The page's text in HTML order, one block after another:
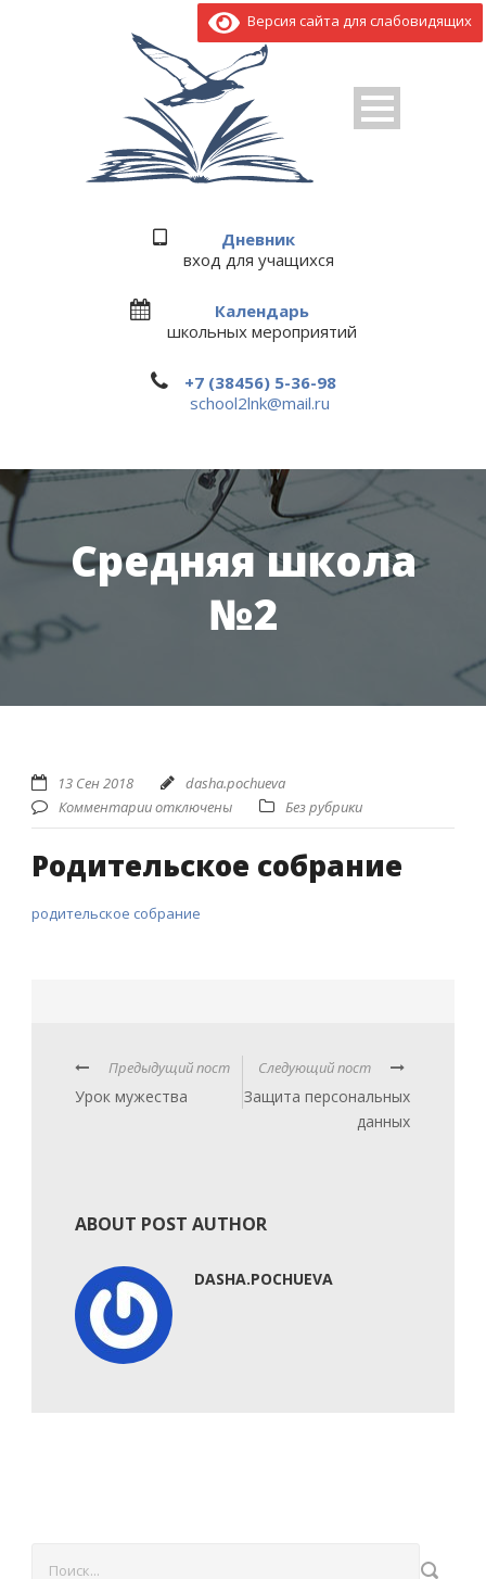
Дневник
вход для учащихся
Календарь
школьных мероприятий
+7 (38456) 5-36-98
school2lnk@mail.ru
Средняя школа
№2
13 Сен 2018
dasha.pochueva
Комментарии отключены
Без рубрики
Родительское собрание
родительское собрание
Предыдущий пост
Урок мужества
Следующий пост
Защита персональных
данных
ABOUT POST AUTHOR
DASHA.POCHUEVA
Версия сайта для слабовидящих